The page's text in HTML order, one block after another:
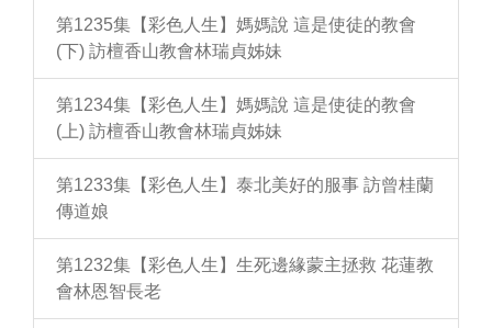
第1235集【彩色人生】媽媽說 這是使徒的教會
(下) 訪檀香山教會林瑞貞姊妹
第1234集【彩色人生】媽媽說 這是使徒的教會
(上) 訪檀香山教會林瑞貞姊妹
第1233集【彩色人生】泰北美好的服事 訪曾桂蘭
傳道娘
第1232集【彩色人生】生死邊緣蒙主拯救 花蓮教
會林恩智長老